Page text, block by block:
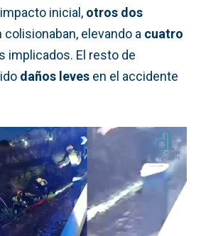
inicial, otros dos
colisionaban, elevando a cuatro
implicados. El resto de
daños leves en el accidente